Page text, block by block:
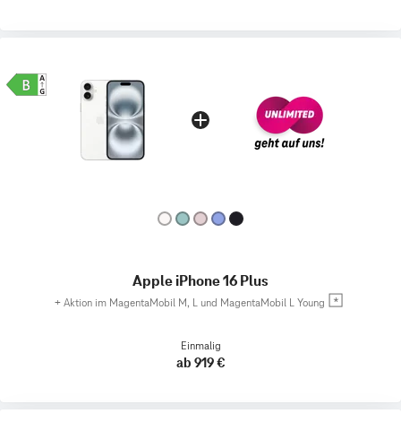
Apple iPhone 16 Plus
+ Aktion im MagentaMobil M, L und MagentaMobil L Young
Einmalig
ab 919 €